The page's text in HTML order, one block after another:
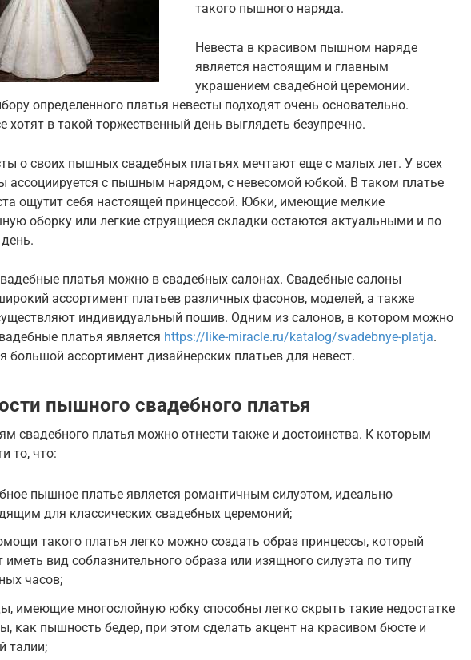
такого пышного наряда.
Невеста в красивом пышном наряде
является настоящим и главным
украшением свадебной церемонии.
определенного платья невесты подходят очень основательно.
хотят в такой торжественный день выглядеть безупречно.
о своих пышных свадебных платьях мечтают еще с малых лет. У всех
ассоциируется с пышным нарядом, с невесомой юбкой. В таком платье
ощутит себя настоящей принцессой. Юбки, имеющие мелкие
оборку или легкие струящиеся складки остаются актуальными и по
платья можно в свадебных салонах. Свадебные салоны
ассортимент платьев различных фасонов, моделей, а также
индивидуальный пошив. Одним из салонов, в котором можно
платья является https://like-miracle.ru/katalog/svadebnye-platja.
большой ассортимент дизайнерских платьев для невест.
пышного свадебного платья
свадебного платья можно отнести также и достоинства. К которым
то, что:
пышное платье является романтичным силуэтом, идеально
для классических свадебных церемоний;
такого платья легко можно создать образ принцессы, который
иметь вид соблазнительного образа или изящного силуэта по типу
часов;
имеющие многослойную юбку способны легко скрыть такие недостатке
как пышность бедер, при этом сделать акцент на красивом бюсте и
талии;